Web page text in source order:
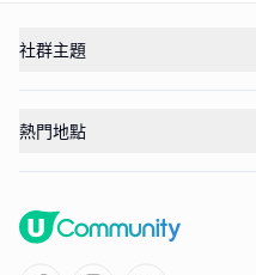
社群主題
熱門地點